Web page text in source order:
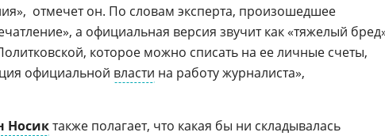
 отмечет он. По словам эксперта, произошедшее
а официальная версия звучит как «тяжелый
которое можно списать на ее личные счеты,
официальной власти на работу журналиста», 
Носиктакже полагает, что какая бы ни складывалась